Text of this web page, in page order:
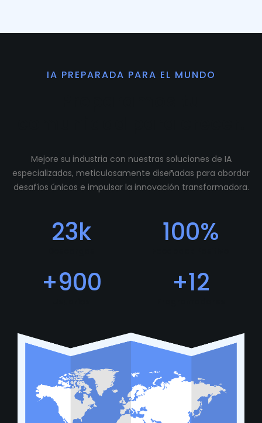
IA PREPARADA PARA EL MUNDO
Mejore su industria con nuestras soluciones de IA
especializadas, meticulosamente diseñadas para abordar
desafíos únicos e impulsar la innovación transformadora.
23k 100%
+900 +12